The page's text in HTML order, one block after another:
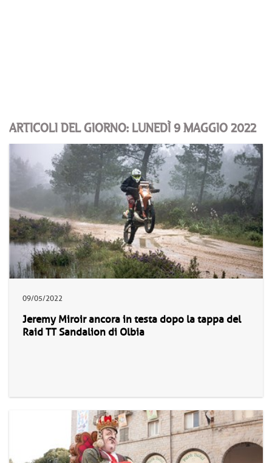
ARTICOLI DEL GIORNO: LUNEDÌ 9 MAGGIO 2022
09/05/2022
Jeremy Miroir ancora in testa dopo la tappa del
Raid TT Sandalion di Olbia